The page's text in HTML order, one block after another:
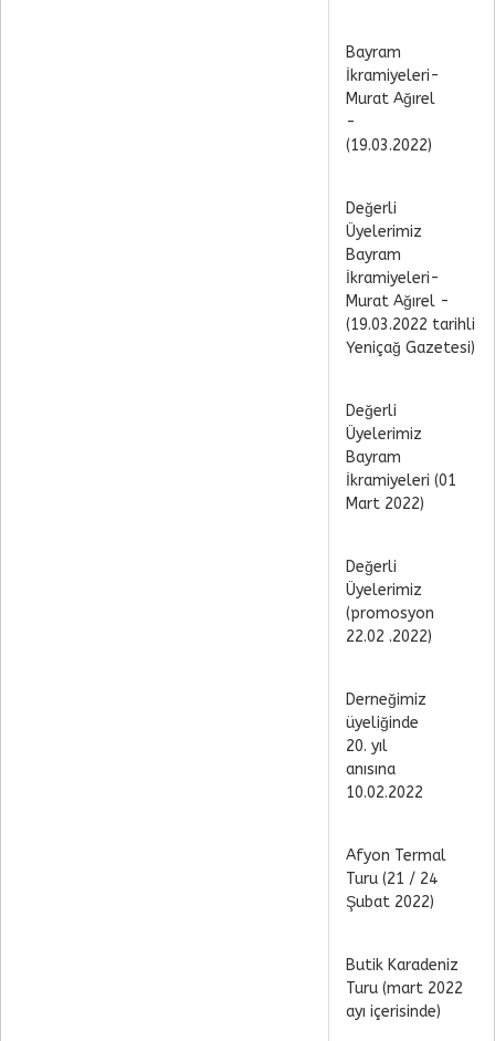
Bayram
İkramiyeleri-
Murat Ağırel
-
(19.03.2022)
Değerli
Üyelerimiz
Bayram
İkramiyeleri-
Murat Ağırel -
(19.03.2022 tarihli
Yeniçağ Gazetesi)
Değerli
Üyelerimiz
Bayram
İkramiyeleri (01
Mart 2022)
Değerli
Üyelerimiz
(promosyon
22.02 .2022)
Derneğimiz
üyeliğinde
20. yıl
anısına
10.02.2022
Afyon Termal
Turu (21 / 24
Şubat 2022)
Butik Karadeniz
Turu (mart 2022
ayı içerisinde)